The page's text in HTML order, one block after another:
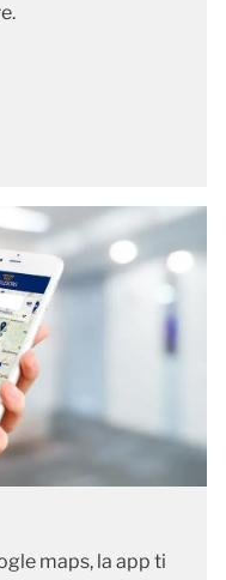
and more.
maps, la app ti